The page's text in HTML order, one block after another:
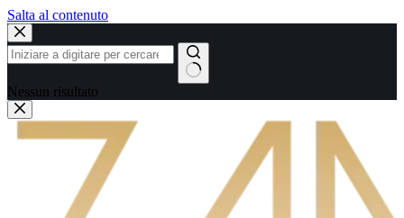
Salta al contenuto
Nessun risultato